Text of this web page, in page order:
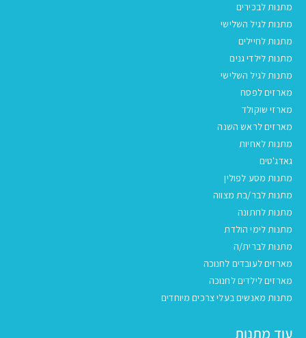
מתנות לבכירים
מתנות לגיל השלישי
מתנות לחיילים
מתנות לילדי גנים
מתנות לגיל השלישי
מארזים לפסח
מארזי שוקולד
מארזים לראש השנה
מתנות לאחיות
גאדג'טים
מתנות מסע לפולין
מתנות לבר/בת מצווה
מתנות לחתונה
מתנות לימי הולדת
מתנות לברית/ה
מארזים לעובדים לחנוכה
מארזים לילדים לחנוכה
מתנות מאנשים בעלי צרכים מיוחדים
עוד מתנות